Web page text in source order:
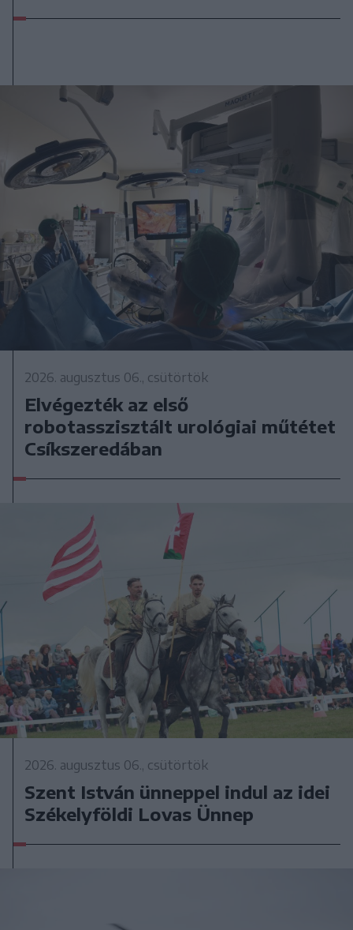
2026. augusztus 06., csütörtök
Elvégezték az első
robotasszisztált urológiai műtétet
Csíkszeredában
2026. augusztus 06., csütörtök
Szent István ünneppel indul az idei
Székelyföldi Lovas Ünnep